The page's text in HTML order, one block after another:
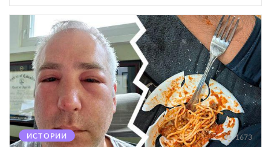
ИСТОРИИ 1673